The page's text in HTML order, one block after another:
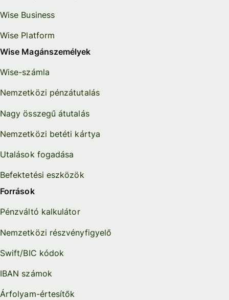
Wise Business
Wise Platform
Wise Magánszemélyek
Wise-számla
Nemzetközi pénzátutalás
Nagy összegű átutalás
Nemzetközi betéti kártya
Utalások fogadása
Befektetési eszközök
Források
Pénzváltó kalkulátor
Nemzetközi részvényfigyelő
Swift/BIC kódok
IBAN számok
Árfolyam-értesítők